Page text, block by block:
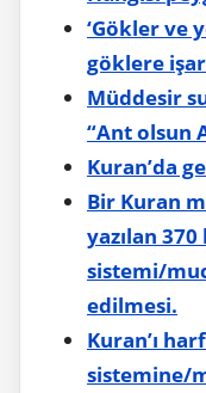
‘Gökler ve
göklere
Müddesir
“Ant olsun
Kuran’da
Bir Kuran
yazılan
sistemi/
edilmesi.
Kuran’ı
sistemine/